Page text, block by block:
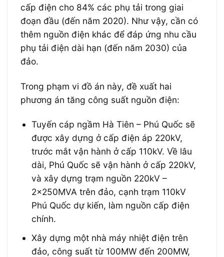
cấp điện cho 84% các phụ tải trong giai
đoạn đầu (đến năm 2020). Như vậy, cần có
thêm nguồn điện khác để đáp ứng nhu cầu
phụ tải điện dài hạn (đến năm 2030) của
đảo.
Trong phạm vi đồ án này, đề xuất hai
phương án tăng công suất nguồn điện:
Tuyến cáp ngầm Hà Tiên – Phú Quốc sẽ
được xây dựng ở cấp điện áp 220kV,
trước mắt vận hành ở cấp 110kV. Về lâu
dài, Phú Quốc sẽ vận hành ở cấp 220kV,
và xây dựng trạm nguồn 220kV –
2x250MVA trên đảo, cạnh trạm 110kV
Phú Quốc dự kiến, làm nguồn cấp điện
chính.
Xây dựng một nhà máy nhiệt điện trên
đảo, công suất từ 100MW đến 200MW,